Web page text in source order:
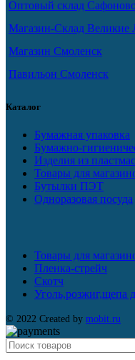
Оптовый склад
Магазин-Склад Великие
Магазин Смоленск
Павильон Смоленск
Каталог
Бумажная упаковка
Бумажно-
Изделия из
Товары для
Бутылки ПЭТ
Одноразовая посуда
Товары для
Пленка-стрейч
Скотч
Уголь,розжиг,щепа
© 2022 Created by mobit.ru